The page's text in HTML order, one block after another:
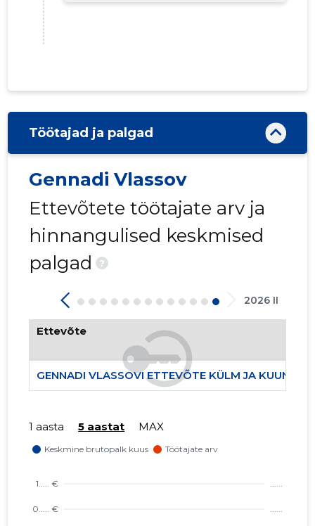
Töötajad ja palgad
Gennadi Vlassov
Ettevõtete töötajate arv ja
hinnangulised keskmised
palgad
?
2026 II
Ettevõte
GENNADI VLASSOVI ETTEVÕTE KÜLM JA KUUM FIE
1 aasta 5 aastat MAX